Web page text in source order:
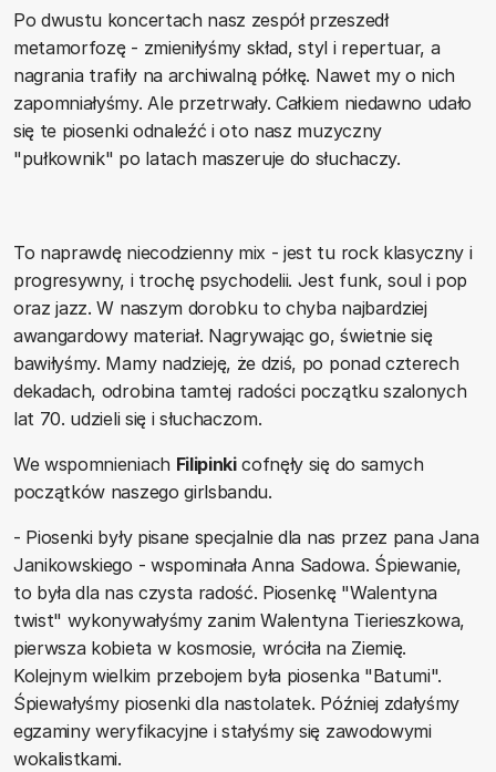
Po dwustu koncertach nasz zespół przeszedł
metamorfozę - zmieniłyśmy skład, styl i repertuar, a
nagrania trafiły na archiwalną półkę. Nawet my o nich
zapomniałyśmy. Ale przetrwały. Całkiem niedawno udało
się te piosenki odnaleźć i oto nasz muzyczny
"pułkownik" po latach maszeruje do słuchaczy.
To naprawdę niecodzienny mix - jest tu rock klasyczny i
progresywny, i trochę psychodelii. Jest funk, soul i pop
oraz jazz. W naszym dorobku to chyba najbardziej
awangardowy materiał. Nagrywając go, świetnie się
bawiłyśmy. Mamy nadzieję, że dziś, po ponad czterech
dekadach, odrobina tamtej radości początku szalonych
lat 70. udzieli się i słuchaczom.
We wspomnieniach Filipinkicofnęły się do samych
początków naszego girlsbandu.
- Piosenki były pisane specjalnie dla nas przez pana Jana
Janikowskiego - wspominała Anna Sadowa. Śpiewanie,
to była dla nas czysta radość. Piosenkę "Walentyna
twist" wykonywałyśmy zanim Walentyna Tierieszkowa,
pierwsza kobieta w kosmosie, wróciła na Ziemię.
Kolejnym wielkim przebojem była piosenka "Batumi".
Śpiewałyśmy piosenki dla nastolatek. Później zdałyśmy
egzaminy weryfikacyjne i stałyśmy się zawodowymi
wokalistkami.